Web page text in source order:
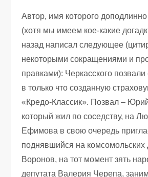
Автор, имя которого
(хотя мы имеем кое-какие
назад написал следующее
некоторыми сокращениями и
правками): Черкасского
в только что созданную
«Кредо-Классик». Позвал –
который жил по соседству, на
Ефимова в свою очередь
поднявшийся на комсомольских
Воронов, на тот момент зять
депутата Валерия Черепа,